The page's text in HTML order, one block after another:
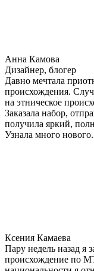
Анна Камова
Дизайнер, блогер
Давно мечтала
происхождения.
на этническое
Заказала набор,
получила яркий,
Узнала много
Ксения Камаева
Пару недель назад я
происхождение по